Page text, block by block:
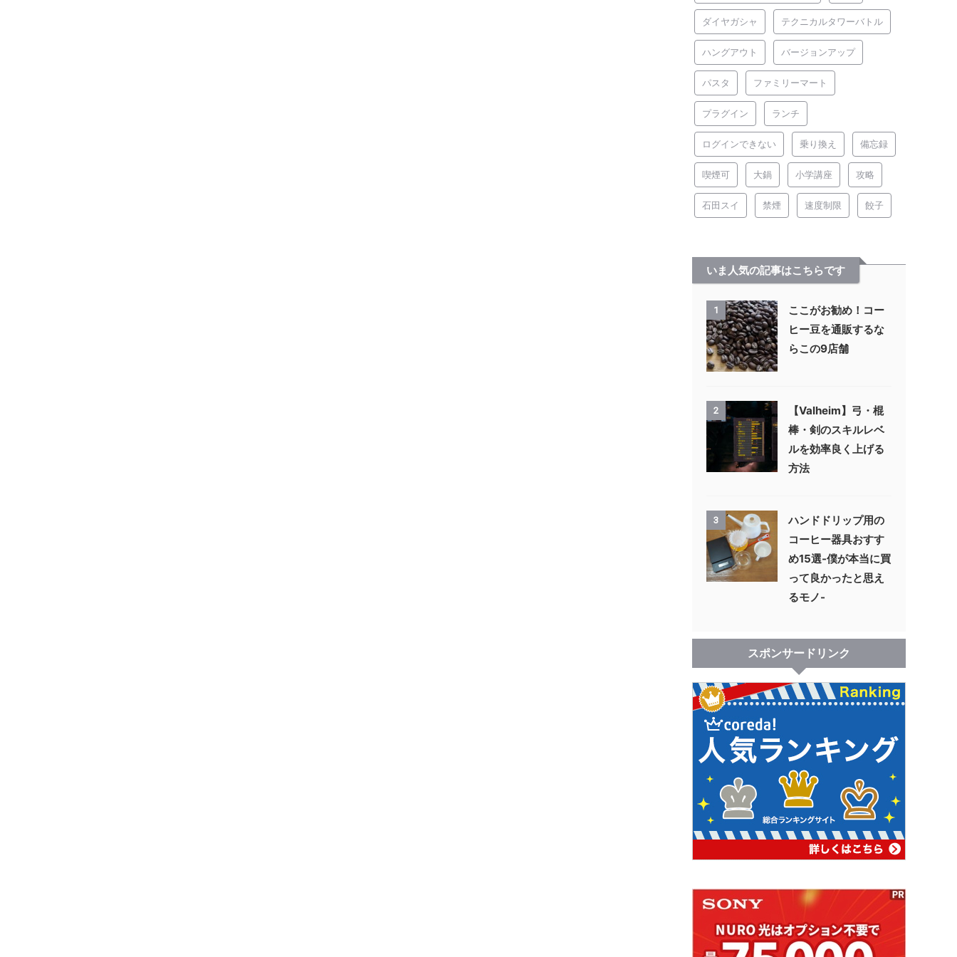
ダイヤガシャ テクニカルタワーバトル
ハングアウト バージョンアップ
パスタ ファミリーマート
プラグイン ランチ
ログインできない 乗り換え 備忘録
喫煙可 大鍋 小学講座 攻略
石田スイ 禁煙 速度制限 餃子
いま人気の記事はこちらです
1
ここがお勧め！コー
ヒー豆を通販するな
らこの9店舗
2
【Valheim】弓・棍
棒・剣のスキルレベ
ルを効率良く上げる
方法
3
ハンドドリップ用の
コーヒー器具おすす
め15選-僕が本当に買
って良かったと思え
るモノ-
スポンサードリンク